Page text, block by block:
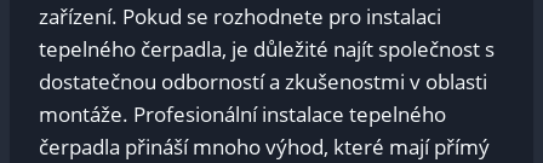
zařízení. Pokud se rozhodnete pro instalaci
tepelného čerpadla, je důležité najít společnost s
dostatečnou odborností a zkušenostmi v oblasti
montáže. Profesionální instalace tepelného
čerpadla přináší mnoho výhod, které mají přímý